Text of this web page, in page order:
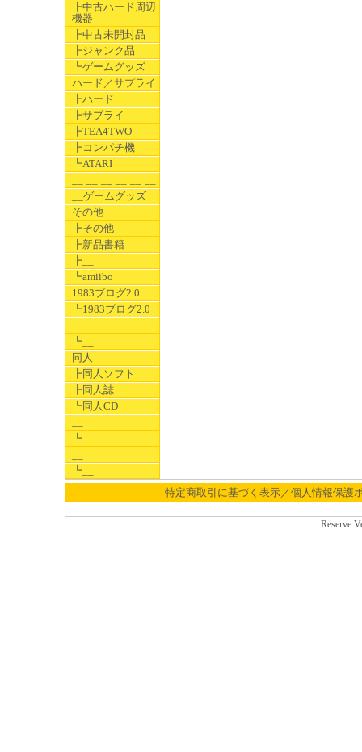
┣中古ハード周辺
機器
┣中古未開封品
┣ジャンク品
┗ゲームグッズ
ハード／サプライ
┣ハード
┣サプライ
┣TEA4TWO
┣コンパチ機
┗ATARI
__:__:__:__:__:__:__
__ゲームグッズ
その他
┣その他
┣新品書籍
┣__
┗amiibo
1983ブログ2.0
┗1983ブログ2.0
┗__
同人
┣同人ソフト
┣同人誌
┗同人CD
┗__
┗__
特定商取引に基づく表示／個人情報保護
Reserve